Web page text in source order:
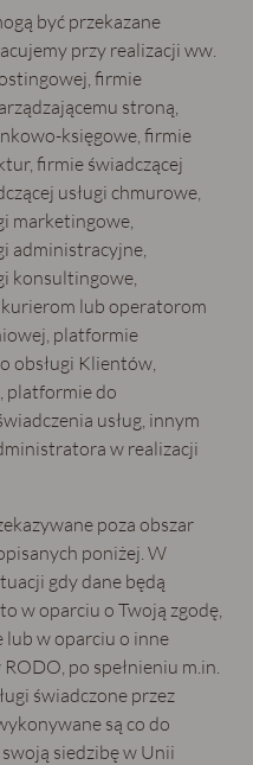
być przekazane
przy realizacji ww.
firmie
stroną,
księgowe, firmie
firmie świadczącej
usługi chmurowe,
marketingowe,
administracyjne,
konsultingowe,
lub operatorom
platformie
obsługi Klientów,
platformie do
usług, innym
w realizacji
poza obszar
poniżej. W
gdy dane będą
w oparciu o Twoją zgodę,
w oparciu o inne
po spełnieniu m.in.
świadczone przez
są co do
siedzibę w Unii